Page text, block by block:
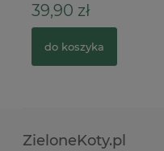
39,90 zł
do koszyka
ZieloneKoty.pl